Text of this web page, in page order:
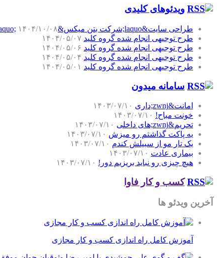
ویدئوهای کلیدی
طراحی سایت&laquo;شرکت بتن میکس&raquo;
۱۴۰۴/۱۰/۰۸
طرح توجیهی انجام شده گروه کلید ۱۴۰۴/۰۵/۰۷
طرح توجیهی انجام شده گروه کلید ۱۴۰۴/۰۵/۰۶
طرح توجیهی انجام شده گروه کلید ۱۴۰۴/۰۵/۰۴
طرح توجیهی انجام شده گروه کلید ۱۴۰۴/۰۵/۰۱
سامانه میدون
امانت&zwnj;داری
۱۴۰۳/۰۷/۱۰
خونت مباح! ۱۴۰۳/۰۷/۱۰
تحریم&zwnj;های داخلی
۱۴۰۳/۰۷/۱۰
یه پاکت گذاشتم رو میزش ۱۴۰۳/۰۷/۱۰
یک تار مو از سبیلش کندم ۱۴۰۳/۰۷/۱۰
بیماری عادت ۱۴۰۳/۰۷/۱۰
هیچ چیزی رو نباید بریزیم دور! ۱۴۰۳/۰۷/۱۰
کسب و کار فاوا
آخرین ویدئو ها
آموزش کامل راه اندازی کسب و کار مجازی